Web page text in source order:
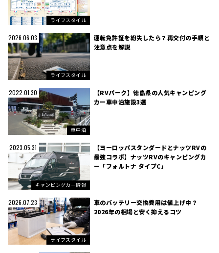
ライフスタイル
2026.06.03
ライフスタイル
運転免許証を紛失したら？再交付の手順と
注意点を解説
2022.01.30
車中泊
【RVパーク】徳島県の人気キャンピング
カー車中泊施設3選
2023.05.31
キャンピングカー情報
【ヨーロッパスタンダードとナッツRVの
最強コラボ】ナッツRVのキャンピングカ
ー「フォルトナ タイプC」
2026.07.23
ライフスタイル
車のバッテリー交換費用は値上げ中？
2026年の相場と安く抑えるコツ